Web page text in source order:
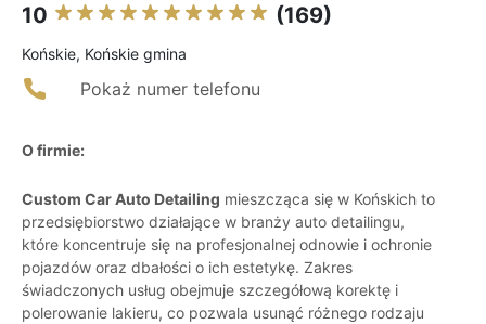
10 (169)
Końskie, Końskie gmina
Pokaż numer telefonu
O firmie:
Custom Car Auto Detailing mieszcząca się w Końskich to
przedsiębiorstwo działające w branży auto detailingu,
które koncentruje się na profesjonalnej odnowie i ochronie
pojazdów oraz dbałości o ich estetykę. Zakres
świadczonych usług obejmuje szczegółową korektę i
polerowanie lakieru, co pozwala usunąć różnego rodzaju